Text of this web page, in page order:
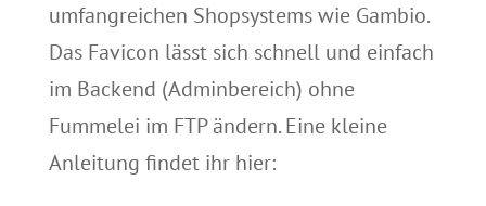
umfangreichen Shopsystems wie Gambio.
Das Favicon lässt sich schnell und einfach
im Backend (Adminbereich) ohne
Fummelei im FTP ändern.Eine kleine
Anleitung findet ihr hier: